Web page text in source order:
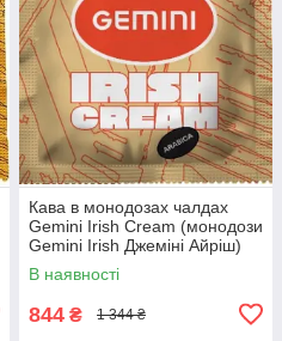
Кава в монодозах чалдах
Gemini Irish Cream (монодози
Gemini Irish Джеміні Айріш)
100шт, з ароматом
ірландського віскі
В наявності
844 ₴ 1 344 ₴